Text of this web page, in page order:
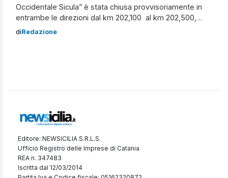
Occidentale Sicula” è stata chiusa provvisoriamente in
entrambe le direzioni dal km 202,100 al km 202,500,
all’altezza di Palma di Montechiaro, in provincia di
diRedazione
Editore: NEWSICILIA S.R.L.S.
Ufficio Registro delle Imprese di Catania
REA n. 347483
Iscritta dal 12/03/2014